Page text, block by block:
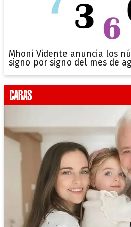
Mhoni Vidente anuncia los
signo por signo del mes de